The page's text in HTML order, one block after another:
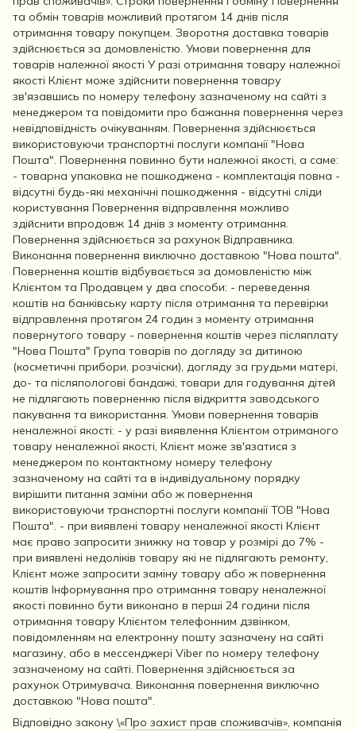
та обмін товарів можливий протягом 14 днів після
отримання товару покупцем. Зворотня доставка товарів
здійснюється за домовленістю. Умови повернення для
товарів належної якості У разі отримання товару належної
якості Клієнт може здійснити повернення товару
зв'язавшись по номеру телефону зазначеному на сайті з
менеджером та повідомити про бажання повернення через
невідповідність очікуванням. Повернення здійснюється
використовуючи транспортні послуги компанії "Нова
Пошта". Повернення повинно бути належної якості, а саме:
- товарна упаковка не пошкоджена - комплектація повна -
відсутні будь-які механічні пошкодження - відсутні сліди
користування Повернення відправлення можливо
здійснити впродовж 14 днів з моменту отримання.
Повернення здійснюється за рахунок Відправника.
Виконання повернення виключно доставкою "Нова пошта".
Повернення коштів відбувається за домовленістю між
Клієнтом та Продавцем у два способи: - переведення
коштів на банківську карту після отримання та перевірки
відправлення протягом 24 годин з моменту отримання
повернутого товару - повернення коштів через післяплату
"Нова Пошта" Група товарів по догляду за дитиною
(косметичні прибори, розчіски), догляду за грудьми матері,
до- та післяпологові бандажі, товари для годування дітей
не підлягають поверненню після відкриття заводського
пакування та використання. Умови повернення товарів
неналежної якості: - у разі виявлення Клієнтом отриманого
товару неналежної якості, Клієнт може зв'язатися з
менеджером по контактному номеру телефону
зазначеному на сайті та в індивідуальному порядку
вирішити питання заміни або ж повернення
використовуючи транспортні послуги компанії ТОВ "Нова
Пошта". - при виявлені товару неналежної якості Клієнт
має право запросити знижку на товар у розмірі до 7% -
при виявлені недоліків товару які не підлягають ремонту,
Клієнт може запросити заміну товару або ж повернення
коштів Інформування про отримання товару неналежної
якості повинно бути виконано в перші 24 години після
отримання товару Клієнтом телефонним дзвінком,
повідомленням на електронну пошту зазначену на сайті
магазину, або в мессенджері Viber по номеру телефону
зазначеному на сайті. Повернення здійснюється за
рахунок Отримувача. Виконання повернення виключно
доставкою "Нова пошта".
Відповідно закону\«Про захист прав споживачів», компанія